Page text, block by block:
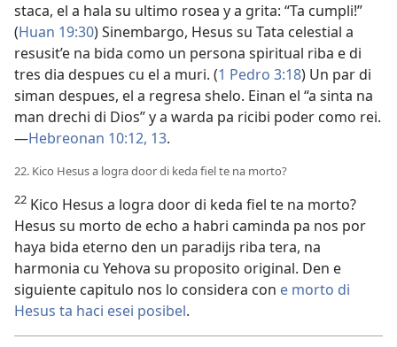
staca, el a hala su ultimo rosea y a grita: “Ta cumpli!”
(Huan 19:30) Sinembargo, Hesus su Tata celestial a
resusit’e na bida como un persona spiritual riba e di
tres dia despues cu el a muri. (1 Pedro 3:18) Un par di
siman despues, el a regresa shelo. Einan el “a sinta na
man drechi di Dios” y a warda pa ricibi poder como rei.
—Hebreonan 10:12, 13.
22. Kico Hesus a logra door di keda fiel te na morto?
22 Kico Hesus a logra door di keda fiel te na morto?
Hesus su morto de echo a habri caminda pa nos por
haya bida eterno den un paradijs riba tera, na
harmonia cu Yehova su proposito original. Den e
siguiente capitulo nos lo considera con e morto di
Hesus ta haci esei posibel.